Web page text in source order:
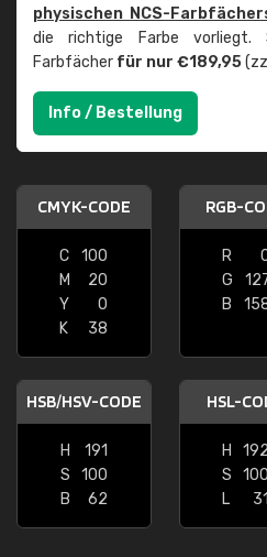
physischen NCS-
die richtige Farbe vorliegt.
Farbfächer für nur €189,95
Info / Bestellung
CMYK-CODE
C
100
M
20
Y
0
K
38
RGB-
R
G
B
HSB/HSV-CODE
H
191
S
100
B
62
HSL-
H
192
S
100
L
31